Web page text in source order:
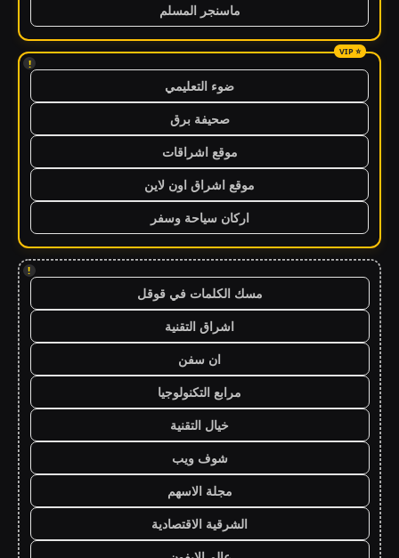
ماسنجر المسلم
!
ضوء التعليمي
صحيفة برق
موقع اشراقات
موقع اشراق اون لاين
اركان سياحة وسفر
!
مسك الكلمات في قوقل
اشراق التقنية
ان سفن
مرابع التكنولوجيا
خيال التقنية
شوف ويب
مجلة الاسهم
الشرقية الاقتصادية